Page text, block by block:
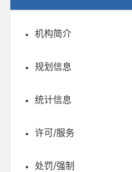
机构简介
规划信息
统计信息
许可/服务
处罚/强制